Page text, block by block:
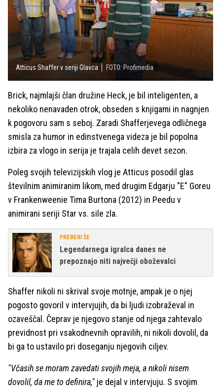
Atticus Shaffer v seriji Glavca FOTO: Profimedia
Brick, najmlajši član družine Heck, je bil inteligenten, a
nekoliko nenavaden otrok, obseden s knjigami in nagnjen
k pogovoru sam s seboj. Zaradi Shafferjevega odličnega
smisla za humor in edinstvenega videza je bil popolna
izbira za vlogo in serija je trajala celih devet sezon.
Poleg svojih televizijskih vlog je Atticus posodil glas
številnim animiranim likom, med drugim Edgarju "E" Goreu
v Frankenweenie Tima Burtona (2012) in Peedu v
animirani seriji Star vs. sile zla.
PREBERI ŠE
Legendarnega igralca danes ne
prepoznajo niti največji oboževalci
Shaffer nikoli ni skrival svoje motnje, ampak je o njej
pogosto govoril v intervjujih, da bi ljudi izobraževal in
ozaveščal. Čeprav je njegovo stanje od njega zahtevalo
previdnost pri vsakodnevnih opravilih, ni nikoli dovolil, da
bi ga to ustavilo pri doseganju njegovih ciljev.
"Včasih se moram zavedati svojih meja, a nikoli nisem
dovolil, da me to definira," je dejal v intervjuju. S svojim